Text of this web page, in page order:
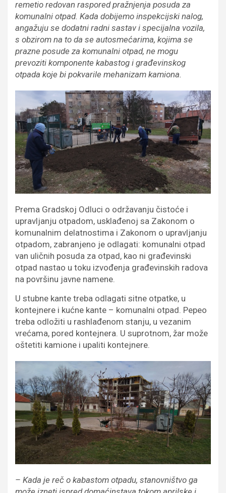
remetio redovan raspored pražnjenja posuda za
komunalni otpad. Kada dobijemo inspekcijski nalog,
angažuju se dodatni radni sastav i specijalna vozila,
s obzirom na to da se autosmećarima, kojima se
prazne posude za komunalni otpad, ne mogu
prevoziti komponente kabastog i građevinskog
otpada koje bi pokvarile mehanizam kamiona.
Prema Gradskoj Odluci o održavanju čistoće i
upravljanju otpadom, usklađenoj sa Zakonom o
komunalnim delatnostima i Zakonom o upravljanju
otpadom, zabranjeno je odlagati: komunalni otpad
van uličnih posuda za otpad, kao ni građevinski
otpad nastao u toku izvođenja građevinskih radova
na površinu javne namene.
U stubne kante treba odlagati sitne otpatke, u
kontejnere i kućne kante – komunalni otpad. Pepeo
treba odložiti u rashlađenom stanju, u vezanim
vrećama, pored kontejnera. U suprotnom, žar može
oštetiti kamione i upaliti kontejnere.
– Kada je reč o kabastom otpadu, stanovništvo ga